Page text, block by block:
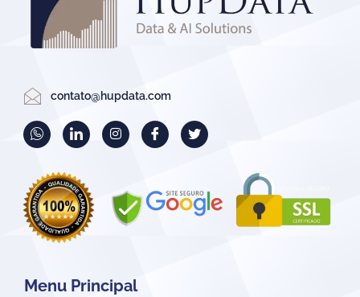
contato@hupdata.com
Menu Principal